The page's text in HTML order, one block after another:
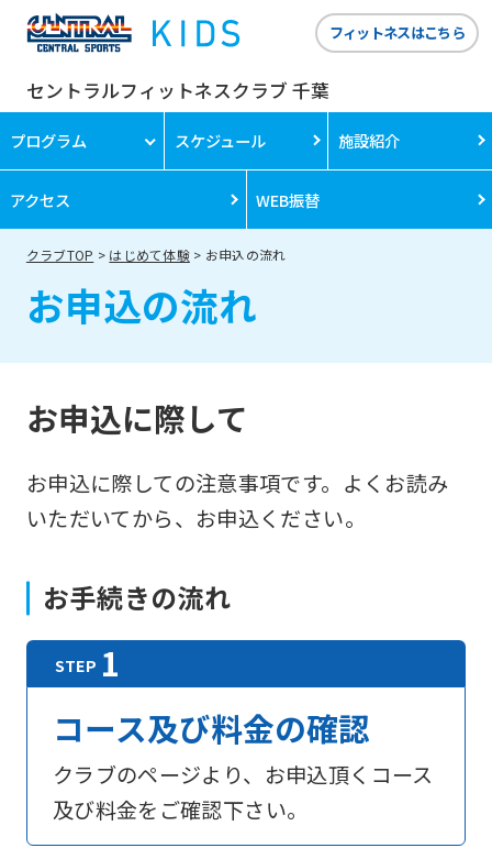
セントラルフィットネスクラブ 千葉
フィットネスはこちら
プログラム スケジュール 施設紹介
アクセス WEB振替
クラブTOP はじめて体験 お申込の流れ
お申込の流れ
お申込に際して
お申込に際しての注意事項です。よくお読み
いただいてから、お申込ください。
お手続きの流れ
コース及び料金の確認
クラブのページより、お申込頂くコース
及び料金をご確認下さい。